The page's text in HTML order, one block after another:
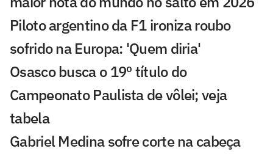
Piloto argentino da F1 ironiza roubo
sofrido na Europa: 'Quem diria'
Osasco busca o 19º título do
Campeonato Paulista de vôlei; veja
tabela
Gabriel Medina sofre corte na cabeça